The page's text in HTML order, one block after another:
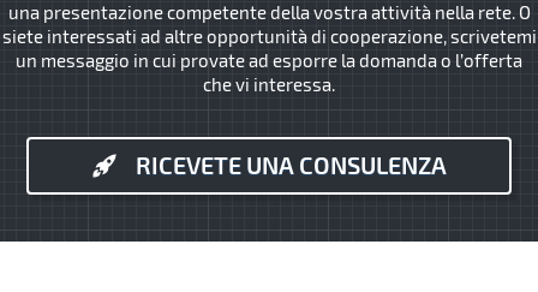
una presentazione competente della vostra attività nella rete. O
siete interessati ad altre opportunità di cooperazione, scrivetemi
un messaggio in cui provate ad esporre la domanda o l’offerta
che vi interessa.
RICEVETE UNA CONSULENZA